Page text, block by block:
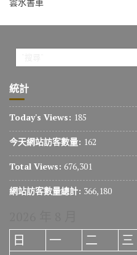
統計
Today's Views: 185
今天網站訪客數量: 162
Total Views: 676,301
網站訪客數量總計: 366,180
日
一 二 三